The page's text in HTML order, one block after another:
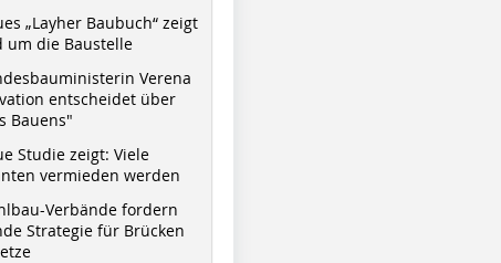
„Layher Baubuch“ zeigt
um die Baustelle
Verena
entscheidet über
Bauens"
Studie zeigt: Viele
vermieden werden
Verbände fordern
Strategie für Brücken